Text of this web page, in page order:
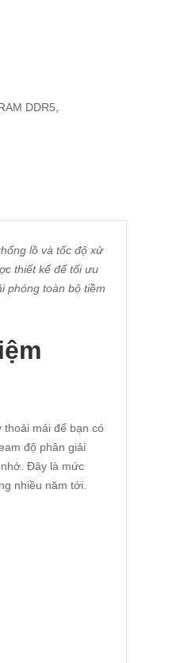
DDR5
lồ và tốc độ xử
thiết kế để tối ưu
phóng toàn bộ tiềm
mái để bạn có
độ phân giải
Đây là mức
nhiều năm tới.